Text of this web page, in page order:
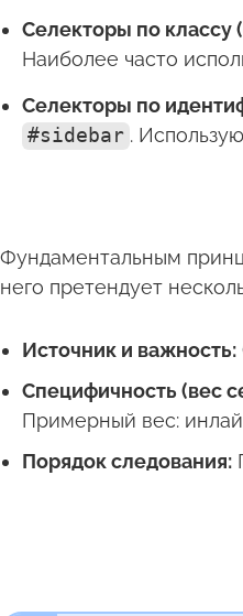
Селекторы по классу
Наиболее часто
Селекторы по
#sidebar .
Фундаментальным
него претендует
Источник и важность:
Специфичность (вес
Примерный вес:
Порядок следования: